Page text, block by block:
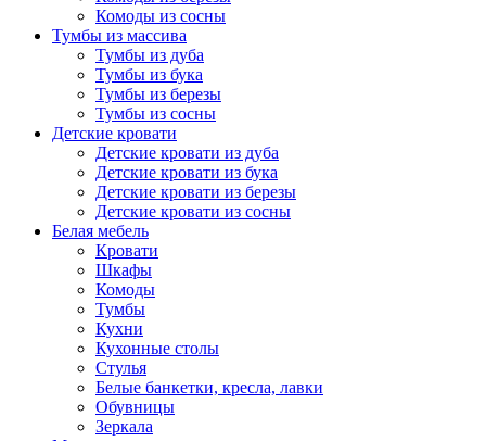
Комоды из сосны
Тумбы из массива
Тумбы из дуба
Тумбы из бука
Тумбы из березы
Тумбы из сосны
Детские кровати
Детские кровати из дуба
Детские кровати из бука
Детские кровати из березы
Детские кровати из сосны
Белая мебель
Кровати
Шкафы
Комоды
Тумбы
Кухни
Кухонные столы
Стулья
Белые банкетки, кресла, лавки
Обувницы
Зеркала